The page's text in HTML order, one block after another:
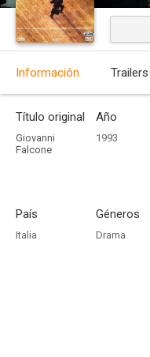
Información Trailers
Título original
Giovanni
Falcone
Año
1993
País
Italia
Géneros
Drama